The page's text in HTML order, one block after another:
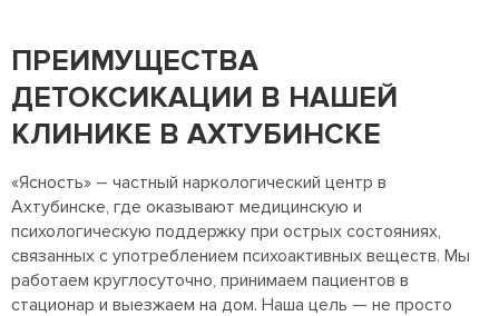
ПРЕИМУЩЕСТВА
ДЕТОКСИКАЦИИ В НАШЕЙ
КЛИНИКЕ В АХТУБИНСКЕ
«Ясность» – частный наркологический центр в
Ахтубинске, где оказывают медицинскую и
психологическую поддержку при острых состояниях,
связанных с употреблением психоактивных веществ. Мы
работаем круглосуточно, принимаем пациентов в
стационар и выезжаем на дом. Наша цель — не просто